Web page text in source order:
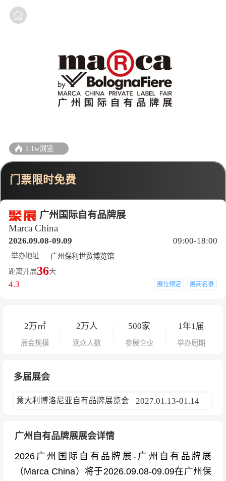
广州国际自有品牌展
Marca China
2026.09.08-09.09 09:00-18:00
举办地址
广州保利世贸博览馆
距离开展36天
4.3 展位预定 展商名录
2万㎡
展会规模
2万人
观众人数
500家
参展企业
1年1届
举办周期
2.1w浏览
门票限时免费
多届展会
意大利博洛尼亚自有品牌展览会 2027.01.13-01.14
广州自有品牌展展会详情
2026广州国际自有品牌展-广州自有品牌展
（Marca China）将于2026.09.08-09.09在广州保